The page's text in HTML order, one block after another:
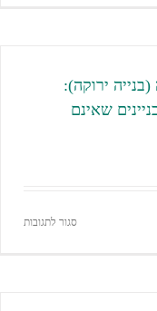
(בנייה ירוקה):
שאינם
סגור לתגובות